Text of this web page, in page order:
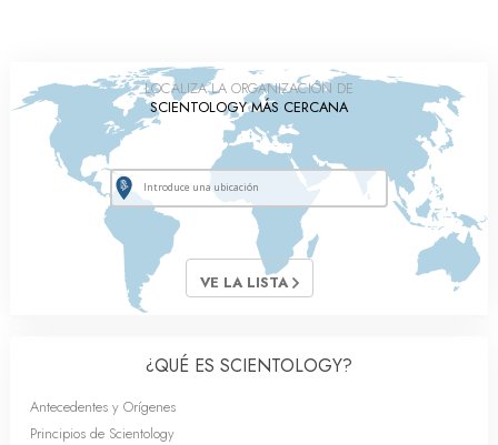
LOCALIZA LA ORGANIZACIÓN DE
SCIENTOLOGY MÁS CERCANA
VE LA LISTA
¿QUÉ ES SCIENTOLOGY?
Antecedentes y Orígenes
Principios de Scientology